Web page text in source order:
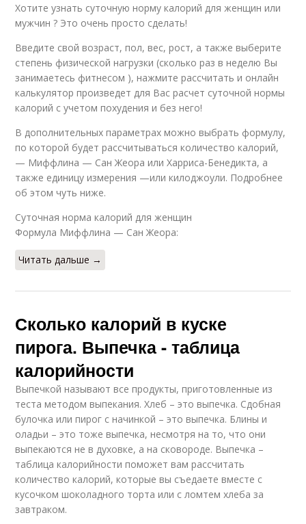
Хотите узнать суточную норму калорий для женщин или
мужчин ? Это очень просто сделать!
Введите свой возраст, пол, вес, рост, а также выберите
степень физической нагрузки (сколько раз в неделю Вы
занимаетесь фитнесом ), нажмите рассчитать и онлайн
калькулятор произведет для Вас расчет суточной нормы
калорий с учетом похудения и без него!
В дополнительных параметрах можно выбрать формулу,
по которой будет рассчитываться количество калорий,
— Миффлина — Сан Жеора или Харриса-Бенедикта, а
также единицу измерения —или килоджоули. Подробнее
об этом чуть ниже.
Суточная норма калорий для женщин
Формула Миффлина — Сан Жеора:
Читать дальше →
Сколько калорий в куске
пирога. Выпечка - таблица
калорийности
Выпечкой называют все продукты, приготовленные из
теста методом выпекания. Хлеб – это выпечка. Сдобная
булочка или пирог с начинкой – это выпечка. Блины и
оладьи – это тоже выпечка, несмотря на то, что они
выпекаются не в духовке, а на сковороде. Выпечка –
таблица калорийности поможет вам рассчитать
количество калорий, которые вы съедаете вместе с
кусочком шоколадного торта или с ломтем хлеба за
завтраком.